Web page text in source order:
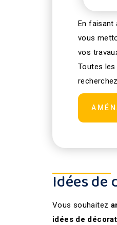
En faisant
vous
vos
Toutes
Idées de
Vous souhaitez
idées de